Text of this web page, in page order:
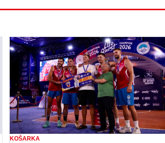
KOŠARKA